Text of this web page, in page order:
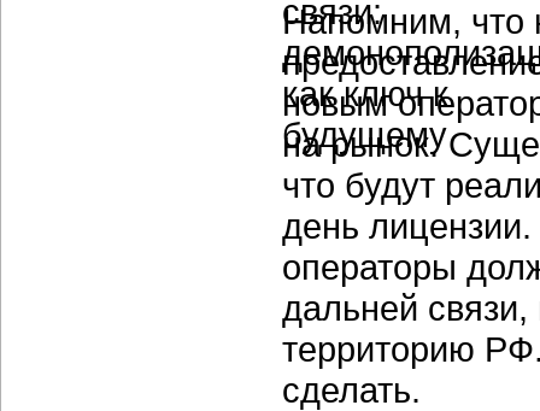
Напомним, что
новым
на рынок.
что будут
день
операторы
дальней
территорию
сделать.